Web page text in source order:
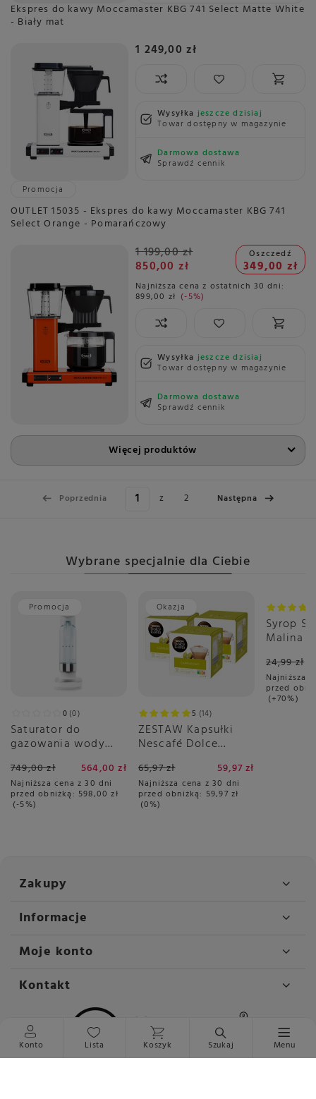
Ekspres do kawy Moccamaster KBG 741 Select Matte White
- Biały mat
1 249,00 zł
Wysyłkajeszcze dzisiaj
Towar dostępny w magazynie
Darmowa dostawa
Sprawdź cennik
Promocja
OUTLET 15035 - Ekspres do kawy Moccamaster KBG 741
Select Orange - Pomarańczowy
1 199,00 zł
850,00 zł
Oszczedź
349,00 zł
Najniższa cena z ostatnich 30 dni:
899,00 zł -5%
Wysyłkajeszcze dzisiaj
Towar dostępny w magazynie
Darmowa dostawa
Sprawdź cennik
Więcej produktów
Poprzednia z 2 Następna
Wybrane specjalnie dla Ciebie
Promocja
0 0
Saturator do
gazowania wody
Biały Mat
749,00 zł 564,00 zł
Najniższa cena z 30 dni
przed obniżką: 598,00 zł
-5%
Okazja
5 14
ZESTAW Kapsułki
Nescafé Dolce
3x16 sztuk
65,97 zł 59,97 zł
Najniższa cena z 30 dni
przed obniżką: 59,97 zł
0%
Okazja
Syrop
Malina
24,99 zł
Najniższa
przed
+70%
Zakupy
Informacje
Moje konto
Kontakt
Konto Lista Koszyk Szukaj Menu